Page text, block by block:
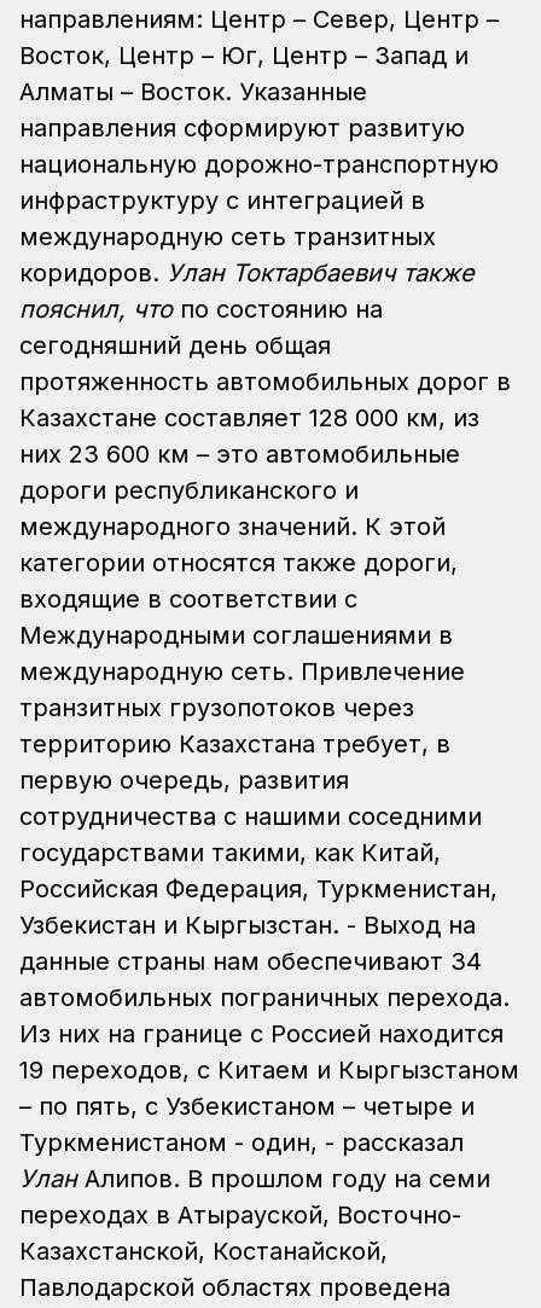
направлениям: Центр – Север, Центр –
Восток, Центр – Юг, Центр – Запад и
Алматы – Восток. Указанные
направления сформируют развитую
национальную дорожно-транспортную
инфраструктуру с интеграцией в
международную сеть транзитных
коридоров. Улан Токтарбаевич также
пояснил, что по состоянию на
сегодняшний день общая
протяженность автомобильных дорог в
Казахстане составляет 128 000 км, из
них 23 600 км – это автомобильные
дороги республиканского и
международного значений. К этой
категории относятся также дороги,
входящие в соответствии с
Международными соглашениями в
международную сеть. Привлечение
транзитных грузопотоков через
территорию Казахстана требует, в
первую очередь, развития
сотрудничества с нашими соседними
государствами такими, как Китай,
Российская Федерация, Туркменистан,
Узбекистан и Кыргызстан. - Выход на
данные страны нам обеспечивают 34
автомобильных пограничных перехода.
Из них на границе с Россией находится
19 переходов, с Китаем и Кыргызстаном
– по пять, с Узбекистаном – четыре и
Туркменистаном - один, - рассказал
Улан Алипов. В прошлом году на семи
переходах в Атырауской, Восточно-
Казахстанской, Костанайской,
Павлодарской областях проведена